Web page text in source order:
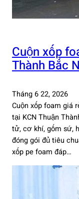
Cuộn xốp
Thành Bắc
Tháng 6 22, 2026
Cuộn xốp foam giá
tại KCN Thuận
tử, cơ khí, gốm sứ,
đóng gói đủ tiêu
xốp pe foam đáp…